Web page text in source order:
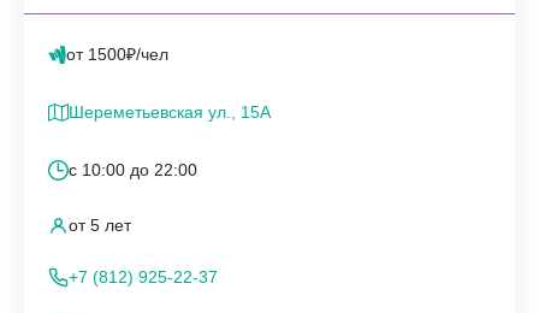
от 1500₽/чел
Шереметьевская ул., 15А
с 10:00 до 22:00
от 5 лет
+7 (812) 925-22-37